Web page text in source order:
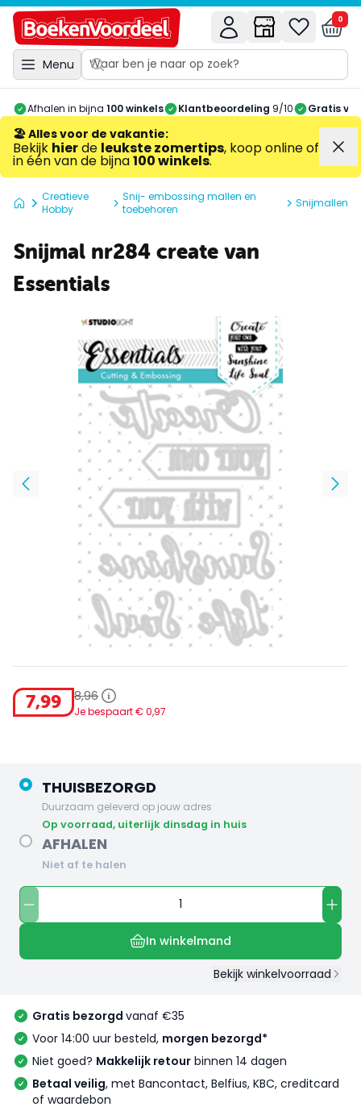
Menu
0
Afhalen in bijna 100 winkels Klantbeoordeling 9/10 Gratis
🏖️ Alles voor de vakantie:
Bekijk hierde leukste zomertips, koop online of
in één van de bijna100 winkels.
Creatieve
Hobby
Snij- embossing mallen en
toebehoren
Snijmallen
Snijmal nr284 create van
Essentials
7,99 8,96
Je bespaart € 0,97
THUISBEZORGD
Duurzaam geleverd op jouw adres
op voorraad, uiterlijk dinsdag in huis
AFHALEN
Niet af te halen
In winkelmand
Bekijk winkelvoorraad
Gratis bezorgd vanaf €35
Voor 14:00 uur besteld, morgen bezorgd*
Niet goed? Makkelijk retour binnen 14 dagen
Betaal veilig, met Bancontact, Belfius, KBC, creditcard
of waardebon